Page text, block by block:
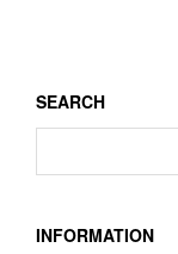
ン
SEARCH
INFORMATION